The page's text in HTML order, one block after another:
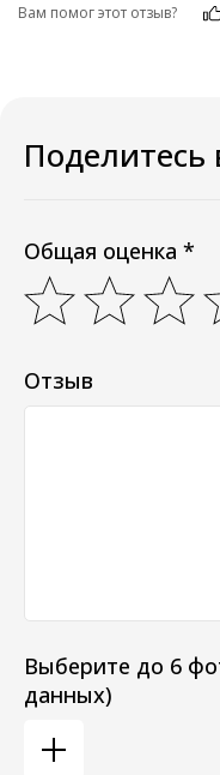
Вам помог этот отзыв?
Общая оценка *
Отзыв
Выберите до 6
данных)